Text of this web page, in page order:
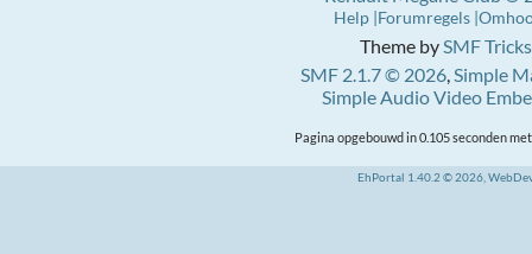
Theme bySMF Tricks
SMF 2.1.7 © 2026,Simple
Simple Audio Video
Help Forumregels
Pagina opgebouwd in 0.105 seconden
EhPortal 1.40.2 © 2026,